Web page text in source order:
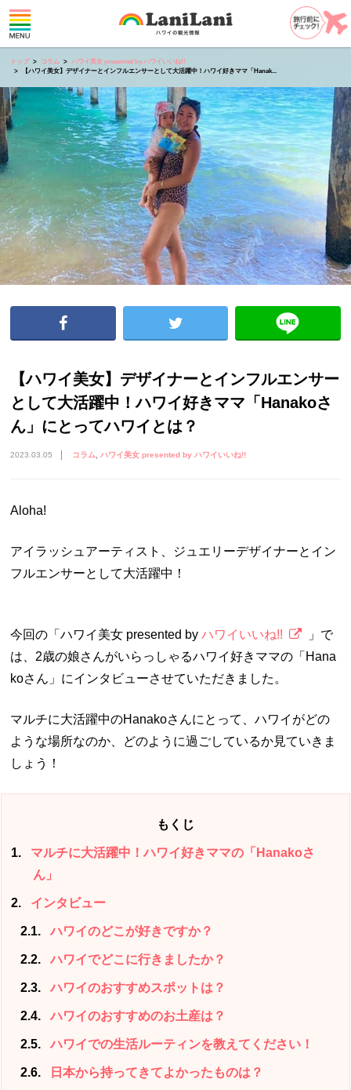
トップ コラム
ハワイ美女 presented by ハワイいいね!!
【ハワイ美女】デザイナーとインフルエンサーとして大活躍中！ハワイ好きママ「Hanak...
【ハワイ美女】デザイナーとインフルエンサー
として大活躍中！ハワイ好きママ「Hanakoさ
ん」にとってハワイとは？
2023.03.05 コラム ハワイ美女 presented by ハワイいいね!!
Aloha!
アイラッシュアーティスト、ジュエリーデザイナーとイン
フルエンサーとして大活躍中！
今回の「ハワイ美女 presented byハワイいいね!!
」で
は、2歳の娘さんがいらっしゃるハワイ好きママの「Hana
koさん」にインタビューさせていただきました。
マルチに大活躍中のHanakoさんにとって、ハワイがどの
ような場所なのか、どのように過ごしているか見ていきま
しょう！
もくじ
1
マルチに大活躍中！ハワイ好きママの「Hanakoさ
ん」
2 インタビュー
2.1 ハワイのどこが好きですか？
2.2 ハワイでどこに行きましたか？
2.3 ハワイのおすすめスポットは？
2.4 ハワイのおすすめのお土産は？
2.5 ハワイでの生活ルーティンを教えてください！
2.6 日本から持ってきてよかったものは？